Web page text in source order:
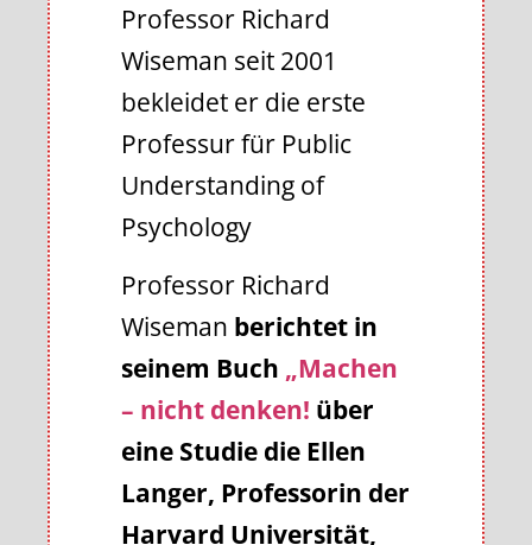
Professor Richard
Wiseman seit 2001
bekleidet er die erste
Professur für Public
Understanding of
Psychology
Professor Richard
Wiseman berichtet in
seinem Buch „Machen
– nicht denken! über
eine Studie die Ellen
Langer, Professorin der
Harvard Universität,